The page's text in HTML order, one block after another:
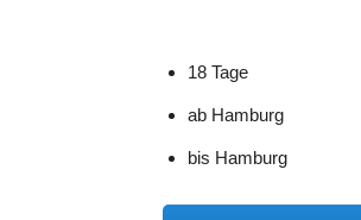
18 Tage
ab Hamburg
bis Hamburg